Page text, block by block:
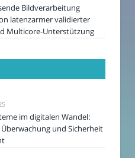
Bildverarbeitung
latenzarmer validierter
Multicore-Unterstützung
im digitalen Wandel:
und Sicherheit